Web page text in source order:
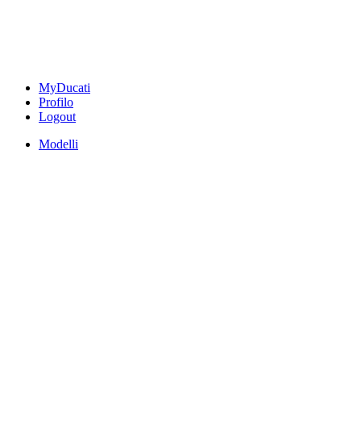
MyDucati
Profilo
Logout
Modelli